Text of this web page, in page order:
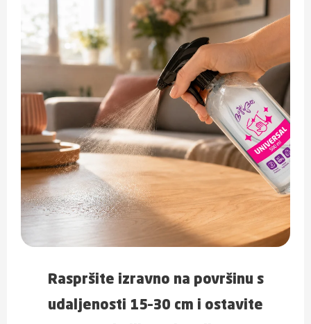
Raspršite izravno na površinu s
udaljenosti 15–30 cm i ostavite